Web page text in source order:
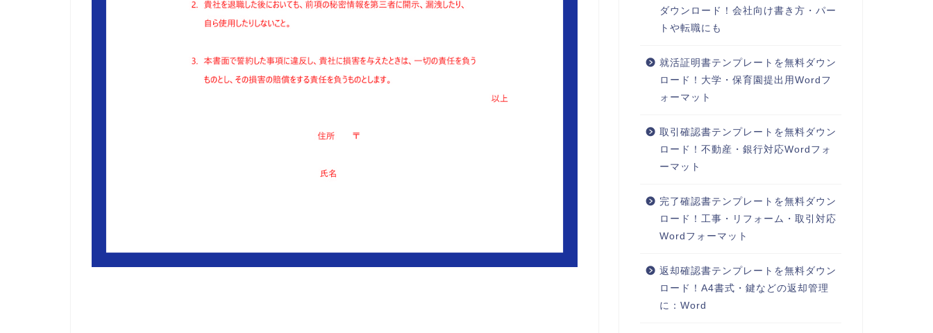
ダウンロード！会社向け書き方・パー
トや転職にも
就活証明書テンプレートを無料ダウン
ロード！大学・保育園提出用Wordフ
ォーマット
取引確認書テンプレートを無料ダウン
ロード！不動産・銀行対応Wordフォ
ーマット
完了確認書テンプレートを無料ダウン
ロード！工事・リフォーム・取引対応
Wordフォーマット
返却確認書テンプレートを無料ダウン
ロード！A4書式・鍵などの返却管理
に：Word